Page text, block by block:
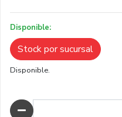
Disponible:
Stock por sucursal
Disponible.
Cantidad